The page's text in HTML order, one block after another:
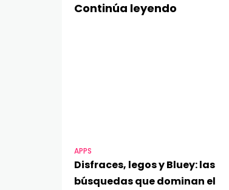
Continúa leyendo
APPS
Disfraces, legos y Bluey: las
búsquedas que dominan el